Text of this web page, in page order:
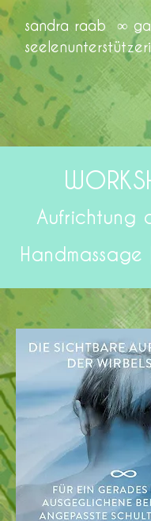
sandra raab ∞
Aufrichtung